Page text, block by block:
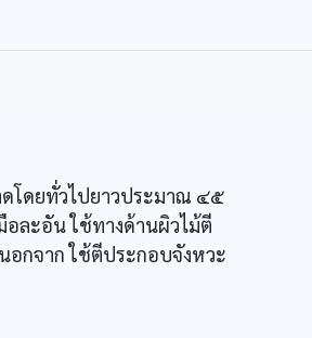
โดยทั่วไปยาวประมาณ ๔๕
ละอัน ใช้ทางด้านผิวไม้ตี
อกจาก ใช้ตีประกอบจังหวะ